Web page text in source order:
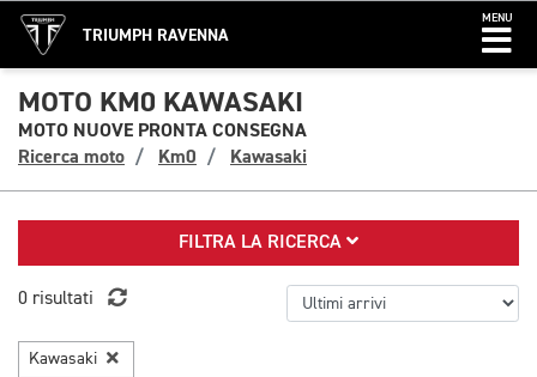
TRIUMPH RAVENNA
MENU
MOTO KM0 KAWASAKI
MOTO NUOVE PRONTA CONSEGNA
Ricerca moto
Km0 Kawasaki
FILTRA LA RICERCA
0 risultati
Kawasaki